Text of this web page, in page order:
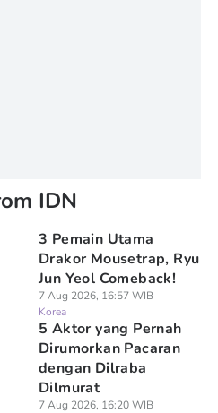
IDN
3 Pemain Utama
Drakor Mousetrap, Ryu
Jun Yeol Comeback!
7 Aug 2026, 16:57 WIB
Korea
5 Aktor yang Pernah
Dirumorkan Pacaran
dengan Dilraba
Dilmurat
7 Aug 2026, 16:20 WIB